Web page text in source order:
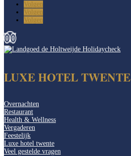
Volgen
Volgen
Volgen
LUXE HOTEL TWENTE
Overnachten
Restaurant
Health & Wellness
Vergaderen
Feestelijk
Luxe hotel twente
Veel gestelde vragen